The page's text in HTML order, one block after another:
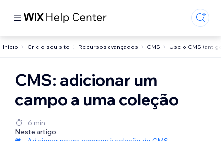
Início Crie o seu site Recursos avançados CMS Use o CMS
CMS: adicionar um
campo a uma coleção
6 min
Neste artigo